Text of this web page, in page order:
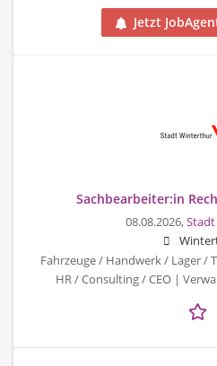
Jetzt
Sachbearbeiter:in
08.08.2026,
Fahrzeuge / Handwerk / Lager
HR / Consulting / CEO |